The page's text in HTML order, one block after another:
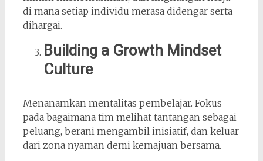
di mana setiap individu merasa didengar serta
dihargai.
Building a Growth Mindset
Culture
Menanamkan mentalitas pembelajar. Fokus
pada bagaimana tim melihat tantangan sebagai
peluang, berani mengambil inisiatif, dan keluar
dari zona nyaman demi kemajuan bersama.